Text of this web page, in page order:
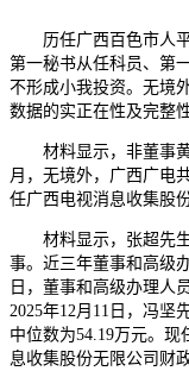
历任广西百色市人平
第一秘书从任科员、第
不形成小我投资。无境
数据的实正在性及完整
材料显示，非董事黄
月，无境外，广西广电
任广西电视消息收集股
材料显示，张超先生
事。近三年董事和高级
日，董事和高级办理人
2025年12月11日，冯坚
中位数为54.19万元。
息收集股份无限公司财